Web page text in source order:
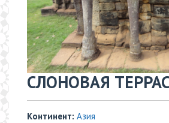
СЛОНОВАЯ
Континент: Азия